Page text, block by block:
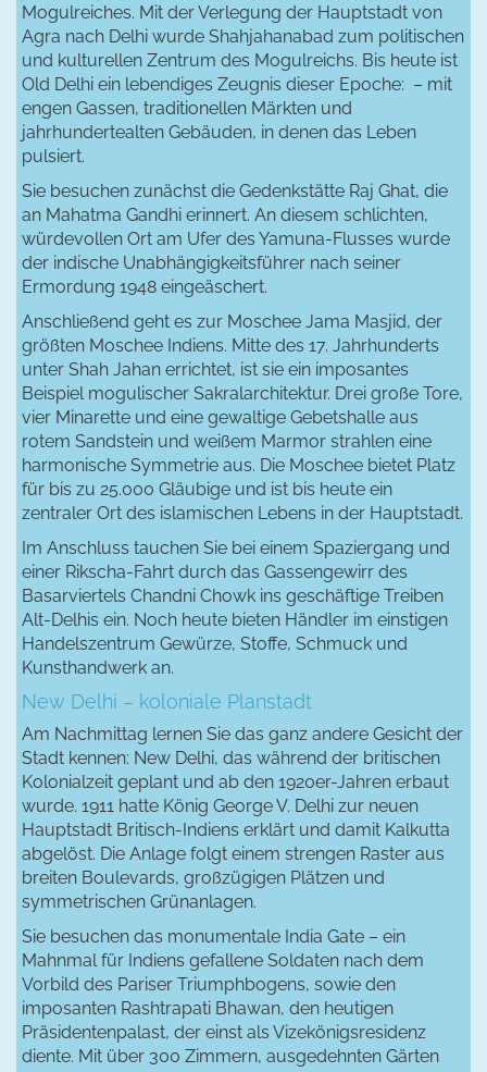
Mogulreiches. Mit der Verlegung der Hauptstadt von
Agra nach Delhi wurde Shahjahanabad zum politischen
und kulturellen Zentrum des Mogulreichs. Bis heute ist
Old Delhi ein lebendiges Zeugnis dieser Epoche: – mit
engen Gassen, traditionellen Märkten und
jahrhundertealten Gebäuden, in denen das Leben
pulsiert.
Sie besuchen zunächst die Gedenkstätte Raj Ghat, die
an Mahatma Gandhi erinnert. An diesem schlichten,
würdevollen Ort am Ufer des Yamuna-Flusses wurde
der indische Unabhängigkeitsführer nach seiner
Ermordung 1948 eingeäschert.
Anschließend geht es zur Moschee Jama Masjid, der
größten Moschee Indiens. Mitte des 17. Jahrhunderts
unter Shah Jahan errichtet, ist sie ein imposantes
Beispiel mogulischer Sakralarchitektur. Drei große Tore,
vier Minarette und eine gewaltige Gebetshalle aus
rotem Sandstein und weißem Marmor strahlen eine
harmonische Symmetrie aus. Die Moschee bietet Platz
für bis zu 25.000 Gläubige und ist bis heute ein
zentraler Ort des islamischen Lebens in der Hauptstadt.
Im Anschluss tauchen Sie bei einem Spaziergang und
einer Rikscha-Fahrt durch das Gassengewirr des
Basarviertels Chandni Chowk ins geschäftige Treiben
Alt-Delhis ein. Noch heute bieten Händler im einstigen
Handelszentrum Gewürze, Stoffe, Schmuck und
Kunsthandwerk an.
New Delhi – koloniale Planstadt
Am Nachmittag lernen Sie das ganz andere Gesicht der
Stadt kennen: New Delhi, das während der britischen
Kolonialzeit geplant und ab den 1920er-Jahren erbaut
wurde. 1911 hatte König George V. Delhi zur neuen
Hauptstadt Britisch-Indiens erklärt und damit Kalkutta
abgelöst. Die Anlage folgt einem strengen Raster aus
breiten Boulevards, großzügigen Plätzen und
symmetrischen Grünanlagen.
Sie besuchen das monumentale India Gate – ein
Mahnmal für Indiens gefallene Soldaten nach dem
Vorbild des Pariser Triumphbogens, sowie den
imposanten Rashtrapati Bhawan, den heutigen
Präsidentenpalast, der einst als Vizekönigsresidenz
diente. Mit über 300 Zimmern, ausgedehnten Gärten